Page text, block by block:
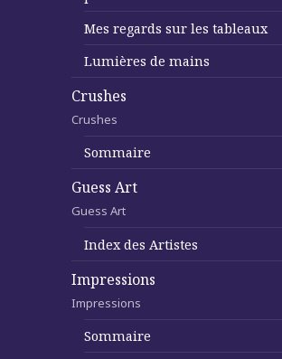
Mes regards sur les tableaux
Lumières de mains
Crushes
Crushes
Sommaire
Guess Art
Guess Art
Index des Artistes
Impressions
Impressions
Sommaire